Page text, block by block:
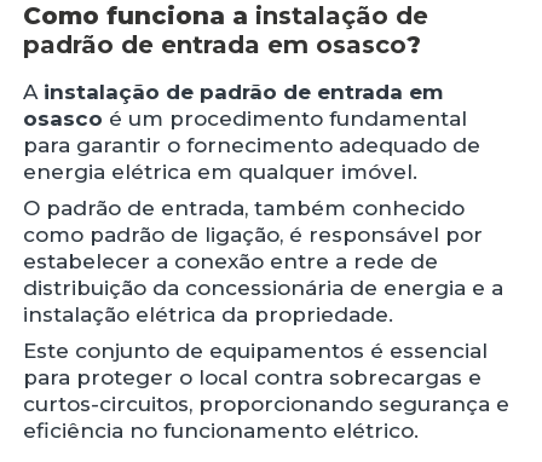
Como funciona a instalação de
padrão de entrada em osasco?
A instalação de padrão de entrada em
osasco é um procedimento fundamental
para garantir o fornecimento adequado de
energia elétrica em qualquer imóvel.
O padrão de entrada, também conhecido
como padrão de ligação, é responsável por
estabelecer a conexão entre a rede de
distribuição da concessionária de energia e a
instalação elétrica da propriedade.
Este conjunto de equipamentos é essencial
para proteger o local contra sobrecargas e
curtos-circuitos, proporcionando segurança e
eficiência no funcionamento elétrico.